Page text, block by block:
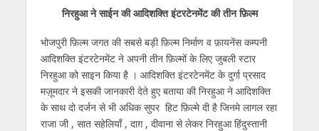
at
s
A
p
p
e
b
o
o
k
itt
er
e
gr
a
m
ss
e
n
g
er
k
e
dI
n
ai
l e
निरहुआ ने साईन की आदिशक्ति इंटरटेनमेंट की तीन फ़िल्म
भोजपुरी फ़िल्म जगत की सबसे बड़ी फ़िल्म निर्माण व फ़ायनेंस कम्पनी
आदिशक्ति इंटरटेनमेंट ने अपनी तीन फ़िल्मों के लिए जुबली स्टार
निरहुआ को साइन किया है । आदिशक्ति इंटरटेनमेंट के दुर्गा प्रसाद
मज़ूमदार ने इसकी जानकारी देते हुए बताया की निरहुआ ने आदिशक्ति
के साथ दो दर्जन से भी अधिक सुपर हिट फ़िल्मे दी है जिनमे लागल रहा
राजा जी , सात सहेलियाँ , दाग़ , दीवाना से लेकर निरहुआ हिंदुस्तानी